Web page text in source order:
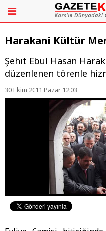
Harakani Kültür
Şehit Ebul Hasan
düzenlenen törenle
30 Ekim 2011 Pazar 12:03